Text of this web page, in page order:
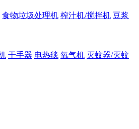
食物垃圾处理机 榨汁机/搅拌机 豆浆
干手器 电热毯 氧气机 灭蚊器/灭蚊